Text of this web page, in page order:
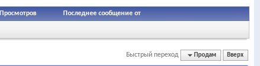
Просмотров Последнее сообщение от
Быстрый переход Продам Вверх